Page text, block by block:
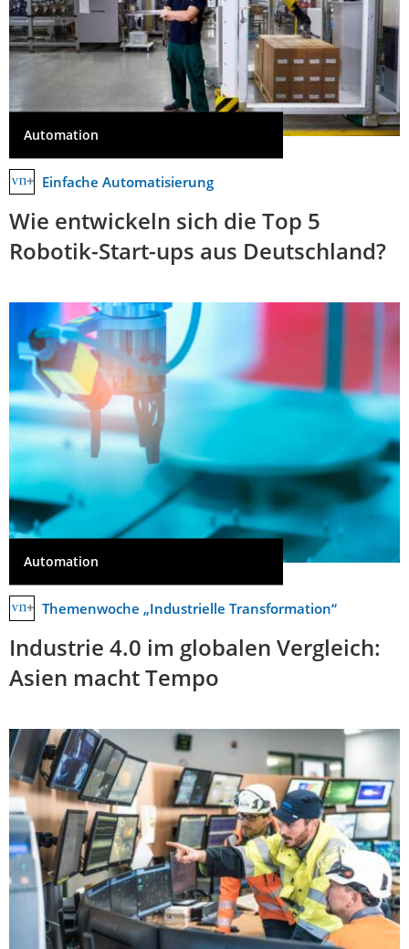
Automation
Einfache Automatisierung
Wie entwickeln sich die Top 5
Robotik-Start-ups aus Deutschland?
Automation
Themenwoche „Industrielle Transformation“
Industrie 4.0 im globalen Vergleich:
Asien macht Tempo